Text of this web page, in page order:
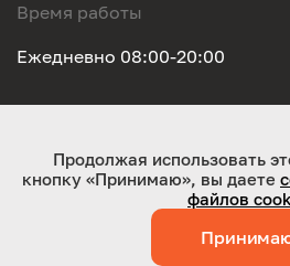
Время работы
Ежедневно 08:00-20:00
ООО "Оригинал-сервис". Все
Работает на технологиях:Jaky
Продолжая использовать
кнопку «Принимаю», вы даете
файлов